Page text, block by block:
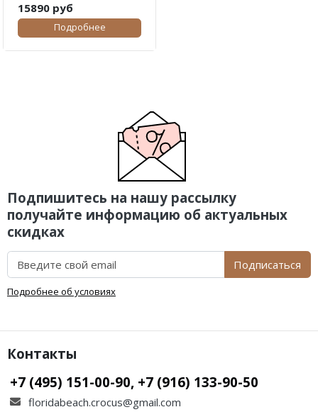
15890 руб
Подробнее
Подпишитесь на нашу рассылку
получайте информацию об актуальных
скидках
Подписаться
Подробнее об условиях
Контакты
+7 (495) 151-00-90, +7 (916) 133-90-50
floridabeach.crocus@gmail.com